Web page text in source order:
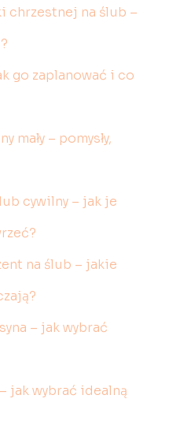
chrzestnej na ślub –
go zaplanować i co
mały – pomysły,
cywilny – jak je
na ślub – jakie
– jak wybrać
jak wybrać idealną